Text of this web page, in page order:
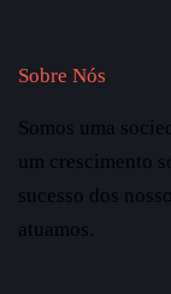
Sobre Nós
Somos uma
um crescimento
sucesso dos
atuamos.